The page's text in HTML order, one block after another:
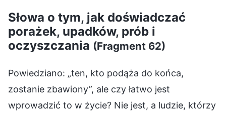
Słowa o tym, jak doświadczać
porażek, upadków, prób i
oczyszczania (Fragment 62)
Powiedziano: „ten, kto podąża do końca,
zostanie zbawiony”, ale czy łatwo jest
wprowadzić to w życie? Nie jest, a ludzie, którzy